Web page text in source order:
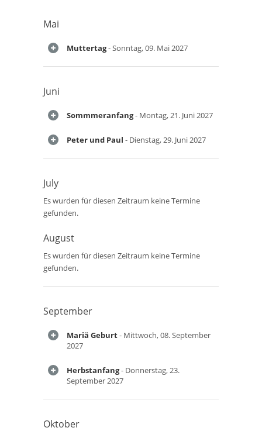
Mai
Muttertag- Sonntag, 09. Mai 2027
Juni
Sommmeranfang- Montag, 21. Juni 2027
Peter und Paul - Dienstag, 29. Juni 2027
July
Es wurden für diesen Zeitraum keine Termine
gefunden.
August
Es wurden für diesen Zeitraum keine Termine
gefunden.
September
Mariä Geburt- Mittwoch, 08. September
2027
Herbstanfang- Donnerstag, 23.
September 2027
Oktober